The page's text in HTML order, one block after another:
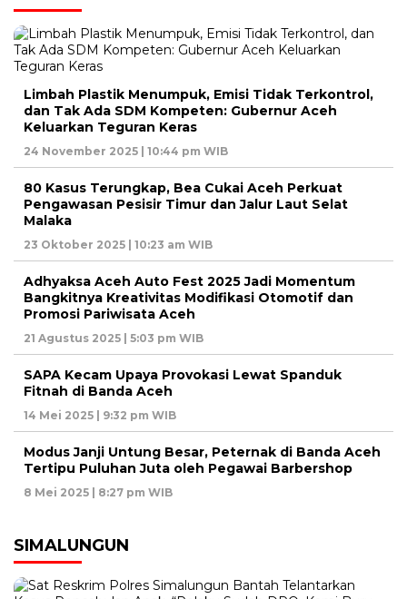
Limbah Plastik Menumpuk, Emisi Tidak Terkontrol,
dan Tak Ada SDM Kompeten: Gubernur Aceh
Keluarkan Teguran Keras
24 November 2025 | 10:44 pm WIB
80 Kasus Terungkap, Bea Cukai Aceh Perkuat
Pengawasan Pesisir Timur dan Jalur Laut Selat
Malaka
23 Oktober 2025 | 10:23 am WIB
Adhyaksa Aceh Auto Fest 2025 Jadi Momentum
Bangkitnya Kreativitas Modifikasi Otomotif dan
Promosi Pariwisata Aceh
21 Agustus 2025 | 5:03 pm WIB
SAPA Kecam Upaya Provokasi Lewat Spanduk
Fitnah di Banda Aceh
14 Mei 2025 | 9:32 pm WIB
Modus Janji Untung Besar, Peternak di Banda Aceh
Tertipu Puluhan Juta oleh Pegawai Barbershop
8 Mei 2025 | 8:27 pm WIB
SIMALUNGUN